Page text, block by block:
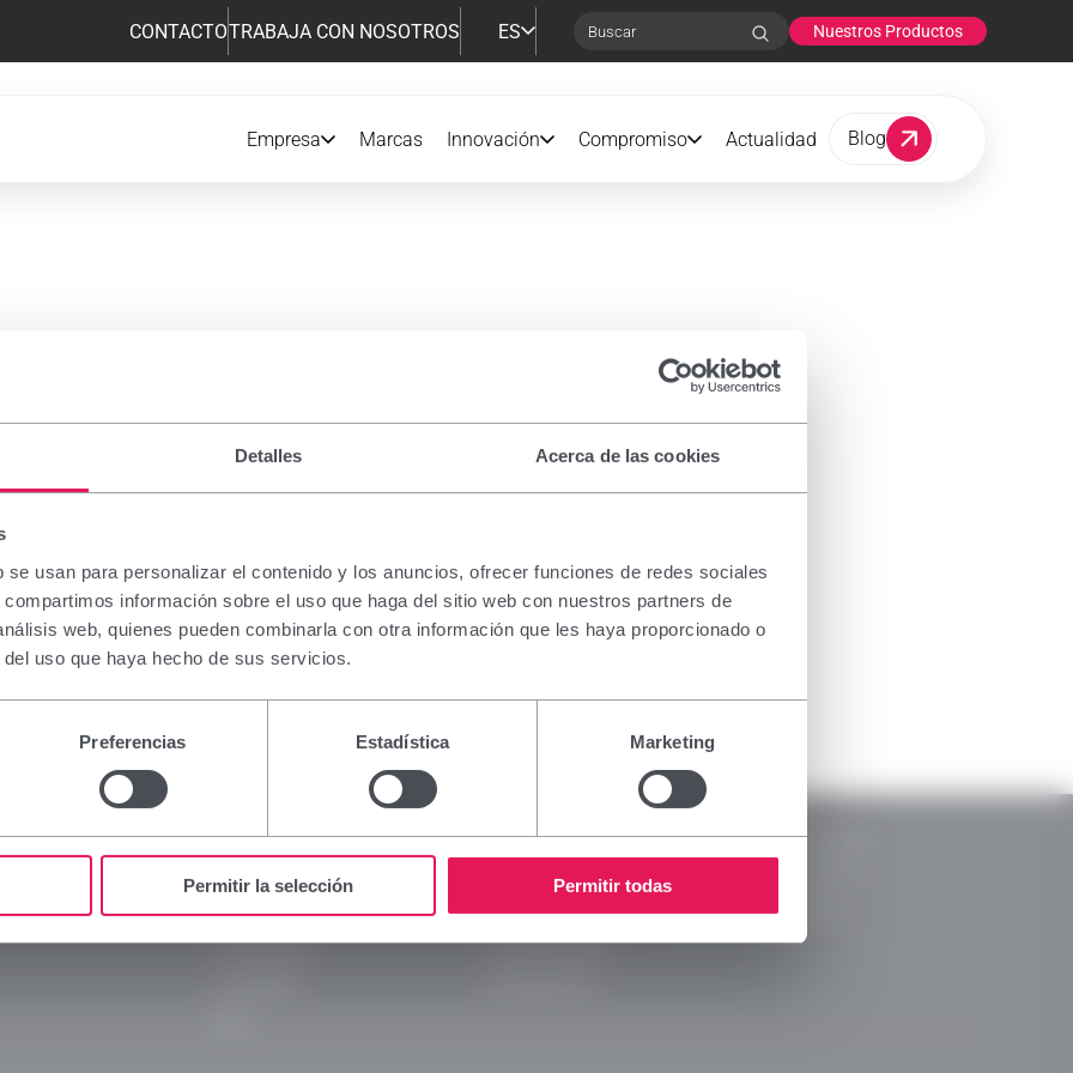
Detalles Acerca de las cookies
usan para personalizar el contenido y los anuncios, ofrecer funciones de redes sociales
información sobre el uso que haga del sitio web con nuestros partners de
web, quienes pueden combinarla con otra información que les haya proporcionado o
uso que haya hecho de sus servicios.
Preferencias Estadística Marketing
Permitir la selección Permitir todas
CONTACTOTRABAJA CON NOSOTROS ES Search Nuestros Productos
Empresa Marcas Innovación Compromiso Actualidad Blog
de Prescripción
que figura en esta sección está dirigida exclusivamente
sanitarios facultados para prescribir o dispensar
por lo que requiere una formación especializada para
interpretación. En caso de no pertenecer a este colectivo, le
abstenga de continuar.
soy profesional sanitario con capacidad de prescripción o
en España.
Rechazar y volver atrás
Empresa
Marcas
Innovación
Compromiso
Aviso Legal
Política de Privacidad
Política de cookies
Política de RRSS
Memorias RSC
Canal Ético